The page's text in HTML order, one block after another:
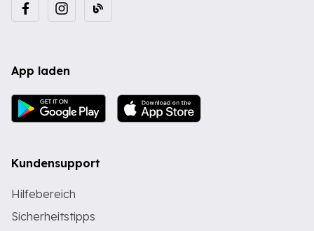
App laden
Kundensupport
Hilfebereich
Sicherheitstipps